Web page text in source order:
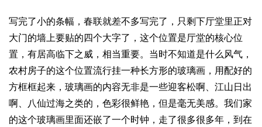
写完了小的条幅，春联就差不多写完了，只剩下厅堂里正对
大门的墙上要贴的四个大字了，这个位置是厅堂的核心位
置，有居高临下之威，相当重要。当时不知道是什么风气，
农村房子的这个位置流行挂一种长方形的玻璃画 ，用配好的
方框框起来，玻璃画的内容无非是一些迎客松啊、江山日出
啊、八仙过海之类的，色彩很鲜艳，但是毫无美感。我们家
的这个玻璃画里面还嵌了一个时钟，走了很多很多年，到在